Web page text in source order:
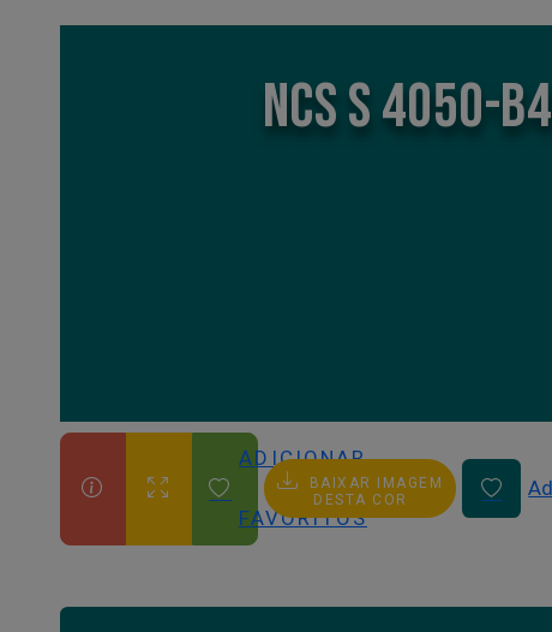
NCS S 4050-
ADICIONAR
AOS
FAVORITOS
BAIXAR IMAGEM
DESTA COR